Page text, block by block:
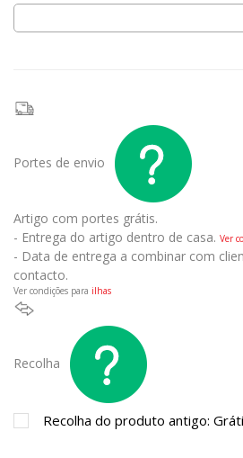
Portes de envio
Artigo com portes grátis.
- Entrega do artigo dentro de casa. Ver
- Data de entrega a combinar com
contacto.
Ver condições para ilhas
Recolha
Recolha do produto antigo: